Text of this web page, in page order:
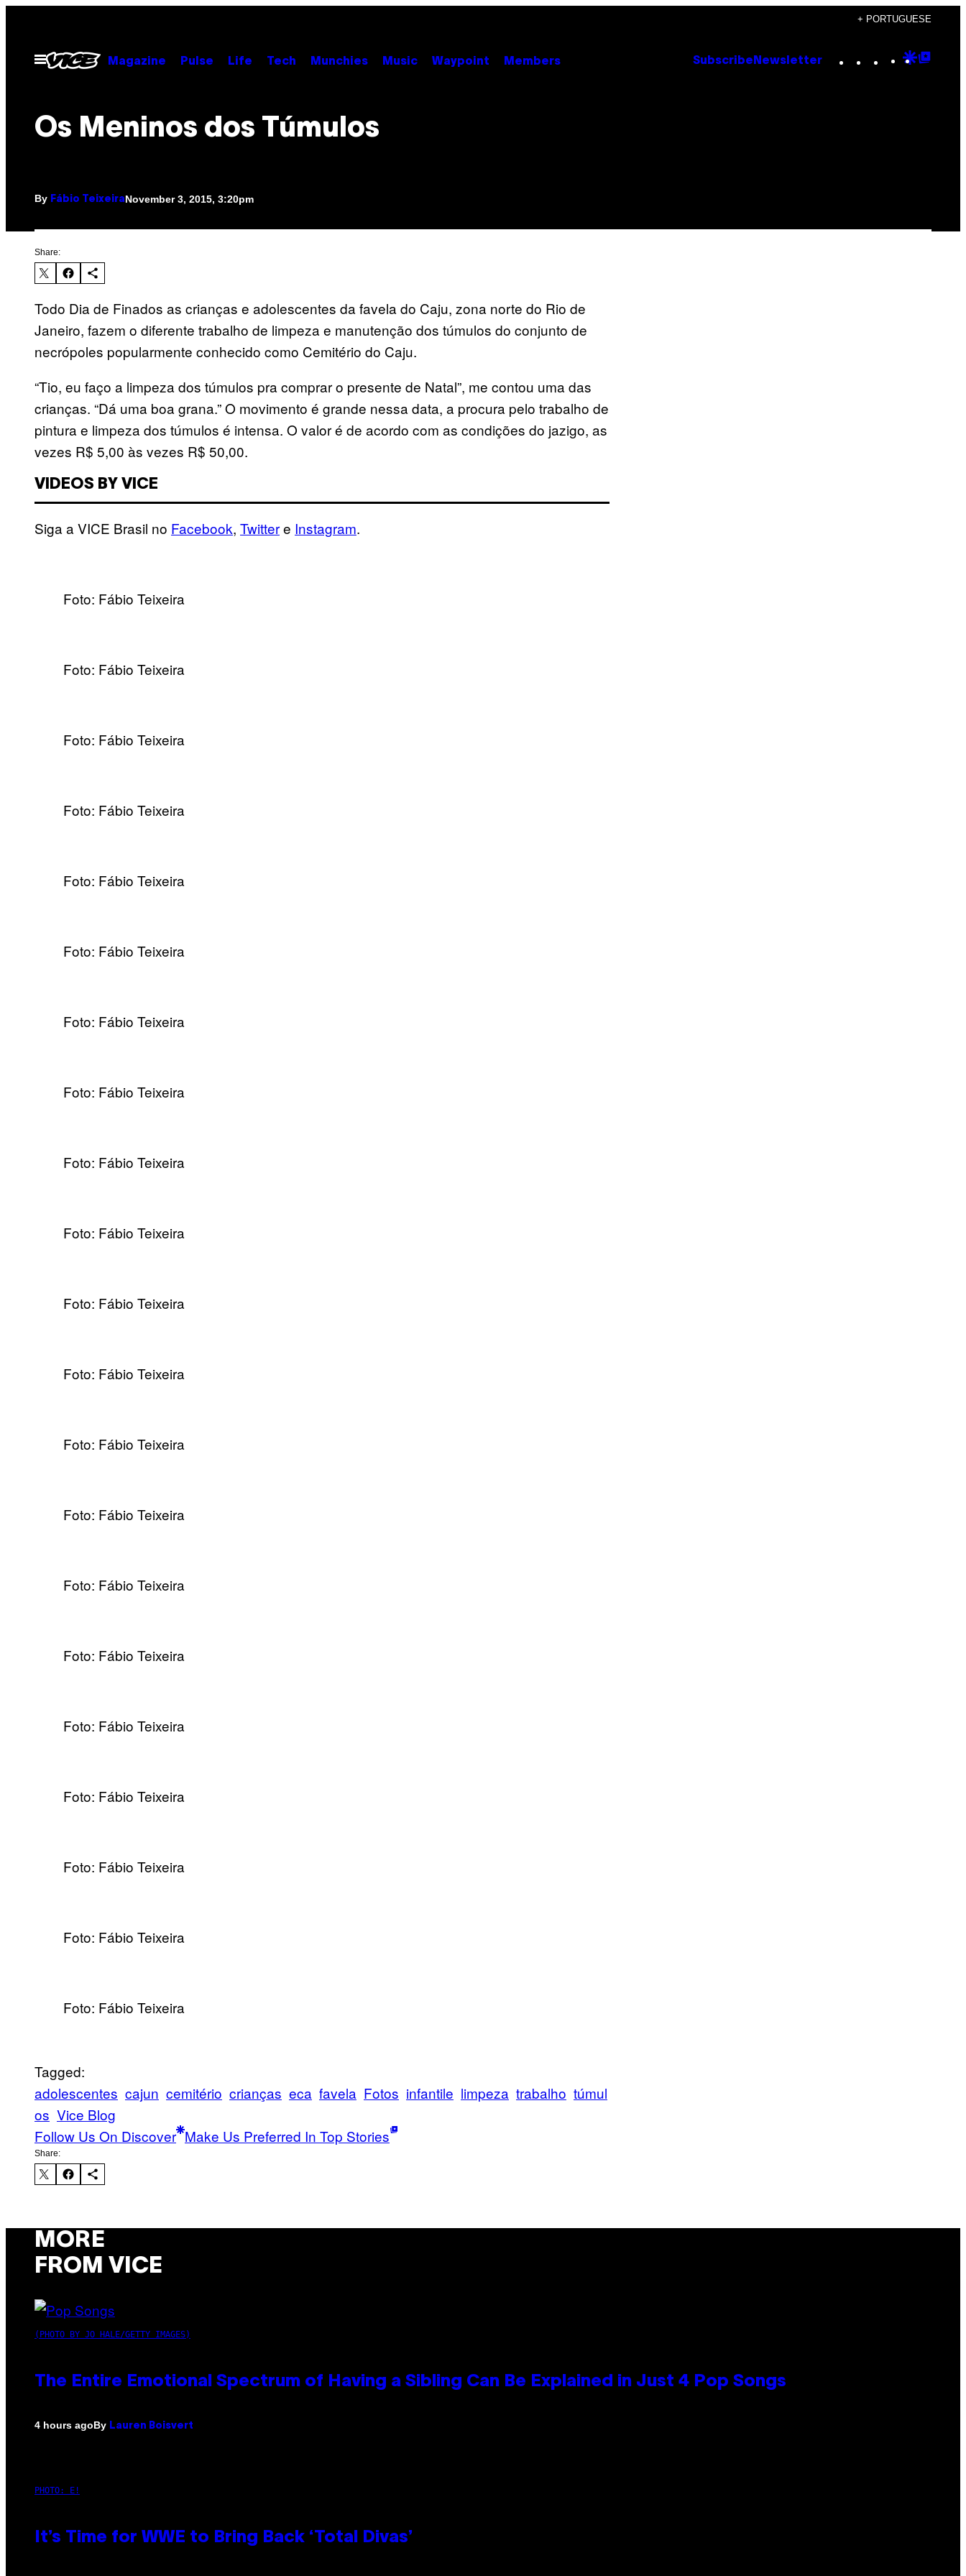
content
+ PORTUGUESE
Open
Menu
Magazine Pulse Life Tech Munchies Music Waypoint Members Subscribe Newsletter Instagram
TikTok
YouTube
Google
Os Meninos dos Túmulos
By Fábio TeixeiraNovember 3, 2015, 3:20pm
Share:
Todo Dia de Finados as crianças e adolescentes da favela do Caju, zona norte do Rio de
Janeiro, fazem o diferente trabalho de limpeza e manutenção dos túmulos do conjunto de
necrópoles popularmente conhecido como Cemitério do Caju.
“Tio, eu faço a limpeza dos túmulos pra comprar o presente de Natal”, me contou uma das
crianças. “Dá uma boa grana.” O movimento é grande nessa data, a procura pelo trabalho de
pintura e limpeza dos túmulos é intensa. O valor é de acordo com as condições do jazigo, as
vezes R$ 5,00 às vezes R$ 50,00.
VIDEOS BY VICE
Siga a VICE Brasil no Facebook, Twittere Instagram.
Foto: Fábio Teixeira
Foto: Fábio Teixeira
Foto: Fábio Teixeira
Foto: Fábio Teixeira
Foto: Fábio Teixeira
Foto: Fábio Teixeira
Foto: Fábio Teixeira
Foto: Fábio Teixeira
Foto: Fábio Teixeira
Foto: Fábio Teixeira
Foto: Fábio Teixeira
Foto: Fábio Teixeira
Foto: Fábio Teixeira
Foto: Fábio Teixeira
Foto: Fábio Teixeira
Foto: Fábio Teixeira
Foto: Fábio Teixeira
Foto: Fábio Teixeira
Foto: Fábio Teixeira
Foto: Fábio Teixeira
Foto: Fábio Teixeira
Tagged:
adolescentes cajun cemitério crianças eca favela Fotos infantile limpeza trabalho túmul
os Vice Blog
Follow Us On Discover Make Us Preferred In Top Stories
Share:
MORE
FROM VICE
(PHOTO BY JO HALE/GETTY IMAGES)
The Entire Emotional Spectrum of Having a Sibling Can Be Explained in Just 4 Pop Songs
4 hours agoBy Lauren Boisvert
PHOTO: E!
It’s Time for WWE to Bring Back ‘Total Divas’